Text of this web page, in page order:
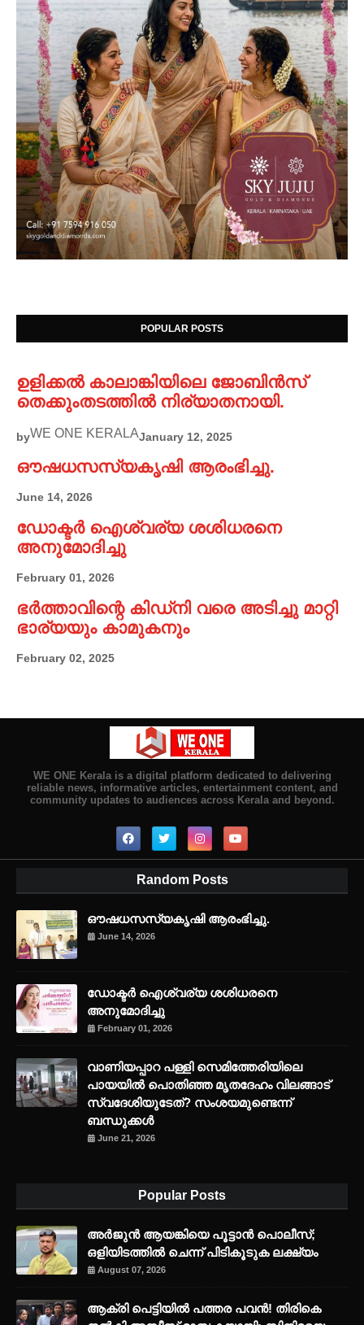
POPULAR POSTS
ഉളിക്കൽ കാലാങ്കിയിലെ ജോബിൻസ്
തെക്കുംതടത്തിൽ നിര്യാതനായി.
byWE ONE KERALAJanuary 12, 2025
ഔഷധസസ്യകൃഷി ആരംഭിച്ചു.
June 14, 2026
ഡോക്ടർ ഐശ്വര്യ ശശിധരനെ
അനുമോദിച്ചു
February 01, 2026
ഭർത്താവിന്റെ കിഡ്നി വരെ അടിച്ചു മാറ്റി
ഭാര്യയും കാമുകനും
February 02, 2025
WE ONE Kerala is a digital platform dedicated to delivering
reliable news, informative articles, entertainment content, and
community updates to audiences across Kerala and beyond.
Random Posts
ഔഷധസസ്യകൃഷി ആരംഭിച്ചു.
June 14, 2026
ഡോക്ടർ ഐശ്വര്യ ശശിധരനെ
അനുമോദിച്ചു
February 01, 2026
വാണിയപ്പാറ പള്ളി സെമിത്തേരിയിലെ
പായയിൽ പൊതിഞ്ഞ മൃതദേഹം വിലങ്ങാട്
സ്വദേശിയുടേത്? സംശയമുണ്ടെന്ന്
ബന്ധുക്കൾ
June 21, 2026
Popular Posts
അര്‍ജുന്‍ ആയങ്കിയെ പൂട്ടാന്‍ പൊലീസ്;
ഒളിയിടത്തില്‍ ചെന്ന് പിടികൂടുക ലക്ഷ്യം
August 07, 2026
ആക്രി പെട്ടിയിൽ പത്തര പവൻ! തിരികെ